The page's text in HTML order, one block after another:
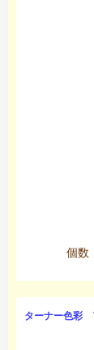
個数
ターナー色彩